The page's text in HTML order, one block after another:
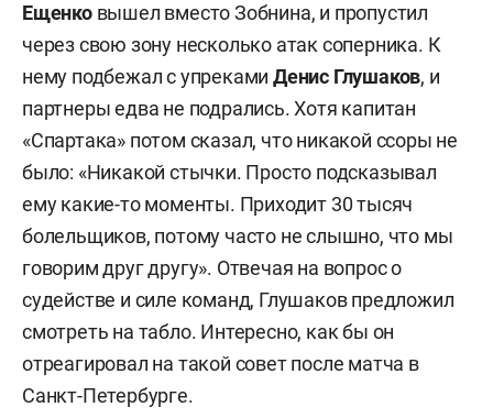
Ещенковышел вместо Зобнина, и пропустил
через свою зону несколько атак соперника. К
нему подбежал с упрекамиДенис Глушаков, и
партнеры едва не подрались. Хотя капитан
«Спартака» потом сказал, что никакой ссоры не
было: «Никакой стычки. Просто подсказывал
ему какие-то моменты. Приходит 30 тысяч
болельщиков, потому часто не слышно, что мы
говорим друг другу». Отвечая на вопрос о
судействе и силе команд, Глушаков предложил
смотреть на табло. Интересно, как бы он
отреагировал на такой совет после матча в
Санкт-Петербурге.